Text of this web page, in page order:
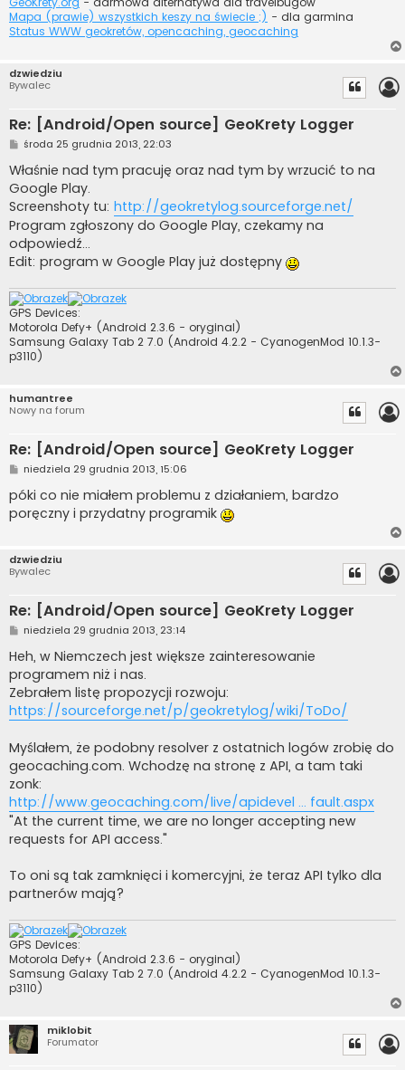
Mapa (prawie) wszystkich keszy na świecie ;) - dla garmina
Status WWW geokretów, opencaching, geocaching
dzwiedziu
Bywalec
Re: [Android/Open source] GeoKrety Logger
P
s
t
środa 25 grudnia 2013, 22:03
Właśnie nad tym pracuję oraz nad tym by wrzucić to na
Google Play.
Screenshoty tu: http://geokretylog.sourceforge.net/
Program zgłoszony do Google Play, czekamy na
odpowiedź...
Edit: program w Google Play już dostępny
GPS Devices:
Motorola Defy+ (Android 2.3.6 - oryginal)
Samsung Galaxy Tab 2 7.0 (Android 4.2.2 - CyanogenMod 10.1.3-
p3110)
humantree
Nowy na forum
Re: [Android/Open source] GeoKrety Logger
P
s
t
niedziela 29 grudnia 2013, 15:06
póki co nie miałem problemu z działaniem, bardzo
poręczny i przydatny programik
dzwiedziu
Bywalec
Re: [Android/Open source] GeoKrety Logger
P
s
t
niedziela 29 grudnia 2013, 23:14
Heh, w Niemczech jest większe zainteresowanie
programem niż i nas.
Zebrałem listę propozycji rozwoju:
https://sourceforge.net/p/geokretylog/wiki/ToDo/
Myślałem, że podobny resolver z ostatnich logów zrobię do
geocaching.com. Wchodzę na stronę z API, a tam taki
zonk:
http://www.geocaching.com/live/apidevel ... fault.aspx
"At the current time, we are no longer accepting new
requests for API access."
To oni są tak zamknięci i komercyjni, że teraz API tylko dla
partnerów mają?
GPS Devices:
Motorola Defy+ (Android 2.3.6 - oryginal)
Samsung Galaxy Tab 2 7.0 (Android 4.2.2 - CyanogenMod 10.1.3-
p3110)
miklobit
Forumator